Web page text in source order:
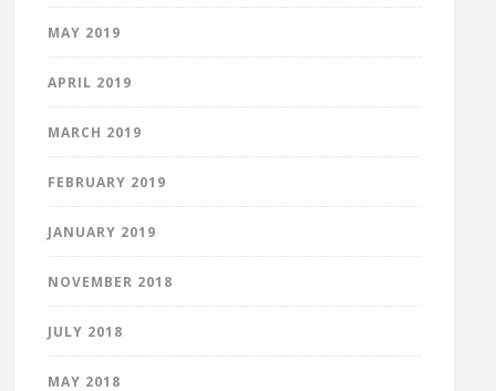
MAY 2019
APRIL 2019
MARCH 2019
FEBRUARY 2019
JANUARY 2019
NOVEMBER 2018
JULY 2018
MAY 2018